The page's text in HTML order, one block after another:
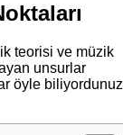
teorisi ve müzik
unsurlar
öyle biliyordunuz